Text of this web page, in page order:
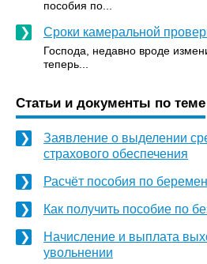
пособия по...
Сроки камеральной
Господа, недавно вроде
теперь...
Статьи и документы по теме
Заявление о выделении
страхового обеспечения
Расчёт пособия по
Как получить пособие по
Начисление и выплата
увольнении